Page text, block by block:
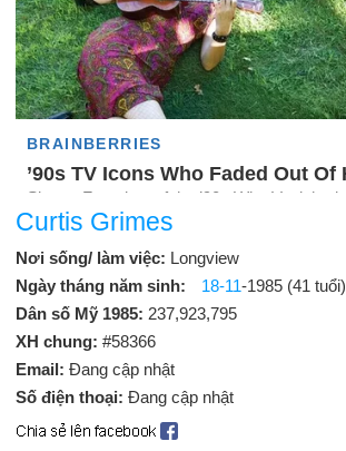
Curtis Grimes
Nơi sống/ làm việc: Longview
Ngày tháng năm sinh:
18-11-1985 (41 tuổi)
Dân số Mỹ 1985: 237,923,795
XH chung: #58366
Email: Đang cập nhật
Số điện thoại: Đang cập nhật